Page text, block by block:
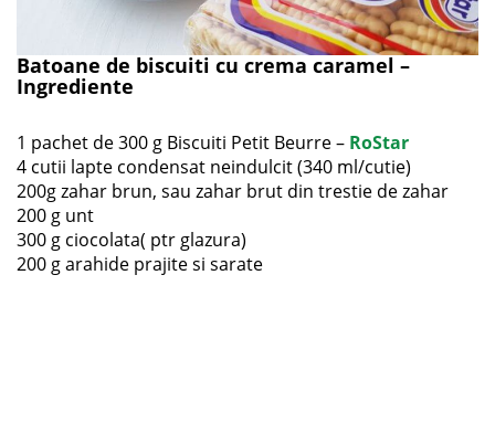
Batoane de biscuiti cu crema caramel –
Ingrediente
1 pachet de 300 g Biscuiti Petit Beurre – RoStar
4 cutii lapte condensat neindulcit (340 ml/cutie)
200g zahar brun, sau zahar brut din trestie de zahar
200 g unt
300 g ciocolata( ptr glazura)
200 g arahide prajite si sarate